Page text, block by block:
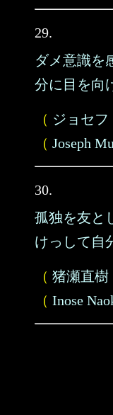
29.
ダメ意識を
分に目を向
（ ジョセ
（ Joseph
30.
孤独を友と
けっして自
（ 猪瀬直樹
（ Inose